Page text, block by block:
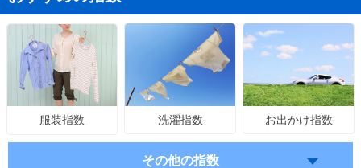
服装指数 洗濯指数 お出かけ指数
その他の指数